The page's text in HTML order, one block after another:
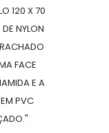
120 X 70
NYLON
FACE
E A
PVC